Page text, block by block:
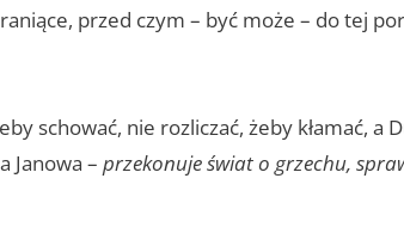
przed czym – być może – do tej
schować, nie rozliczać, żeby kłamać, a
Janowa – przekonuje świat o grzechu,